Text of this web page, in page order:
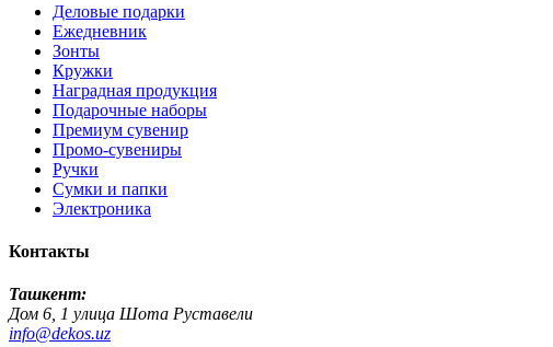
Деловые подарки
Ежедневник
Зонты
Кружки
Наградная продукция
Подарочные наборы
Премиум сувенир
Промо-сувениры
Ручки
Сумки и папки
Электроника
Контакты
Ташкент:
Дом 6, 1 улица Шота Руставели
info@dekos.uz